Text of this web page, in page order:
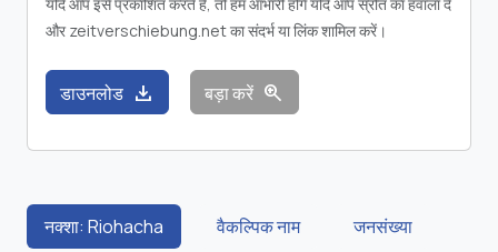
और zeitverschiebung.net का संदर्भ या लिंक शामिल करें।
डाउनलोड download बड़ा करें zoom_in
नक्शा: Riohacha वैकल्पिक नाम जनसंख्या